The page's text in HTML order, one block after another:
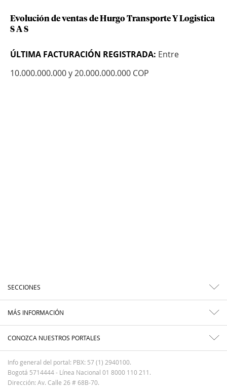
Evolución de ventas de Hurgo Transporte Y Logistica
S A S
ÚLTIMA FACTURACIÓN REGISTRADA: Entre
10.000.000.000 y 20.000.000.000 COP
SECCIONES
MÁS INFORMACIÓN
CONOZCA NUESTROS PORTALES
Info general del portal: PBX: 57 (1) 2940100.
Bogotá 5714444 - Línea Nacional 01 8000 110 211.
Dirección: Av. Calle 26 # 68B-70.